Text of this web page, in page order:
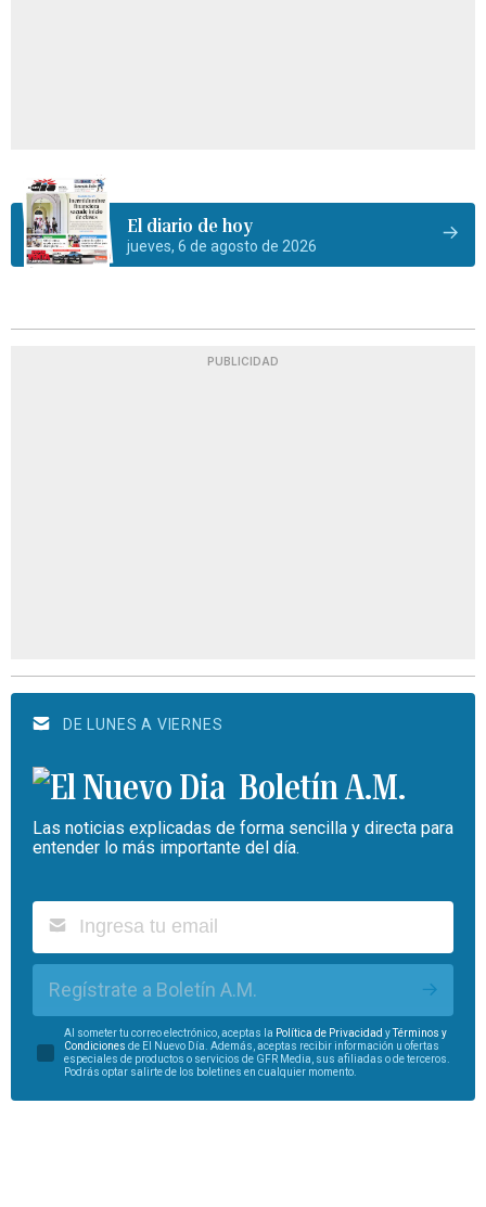
El diario de hoy
jueves, 6 de agosto de 2026
PUBLICIDAD
DE LUNES A VIERNES
Boletín A.M.
Las noticias explicadas de forma sencilla y directa para
entender lo más importante del día.
Regístrate a Boletín A.M.
Al someter tu correo electrónico, aceptas la Política de Privacidad yTérminos y
Condiciones de El Nuevo Día. Además, aceptas recibir información u ofertas
especiales de productos o servicios de GFR Media, sus afiliadas o de terceros.
Podrás optar salirte de los boletines en cualquier momento.